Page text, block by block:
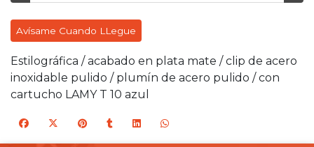
Avísame Cuando LLegue
Estilográfica / acabado en plata mate / clip de acero
inoxidable pulido / plumín de acero pulido / con
cartucho LAMY T 10 azul